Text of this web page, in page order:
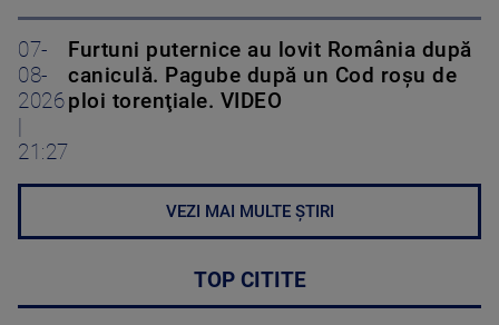
07-
08-
2026
21:27
Furtuni puternice au lovit România după
caniculă. Pagube după un Cod roşu de
ploi torenţiale. VIDEO
VEZI MAI MULTE ȘTIRI
TOP CITITE